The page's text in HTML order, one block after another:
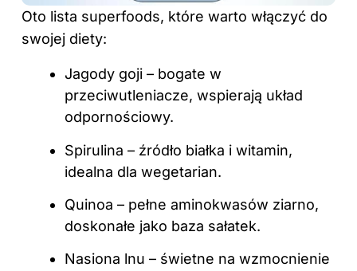
Oto lista superfoods, które warto włączyć do
swojej diety:
Jagody goji – bogate w
przeciwutleniacze, wspierają układ
odpornościowy.
Spirulina – źródło białka i witamin,
idealna dla wegetarian.
Quinoa – pełne aminokwasów ziarno,
doskonałe jako baza sałatek.
Nasiona lnu – świetne na wzmocnienie